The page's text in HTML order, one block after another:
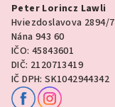
Peter Lorincz Lawli
Hviezdoslavova 2894/7
Nána 943 60
IČO: 45843601
DIČ: 2120713419
IČ DPH: SK1042944342